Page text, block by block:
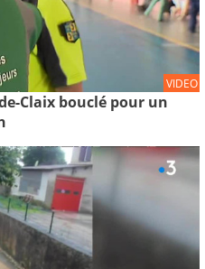
VIDEO
Claix bouclé pour un